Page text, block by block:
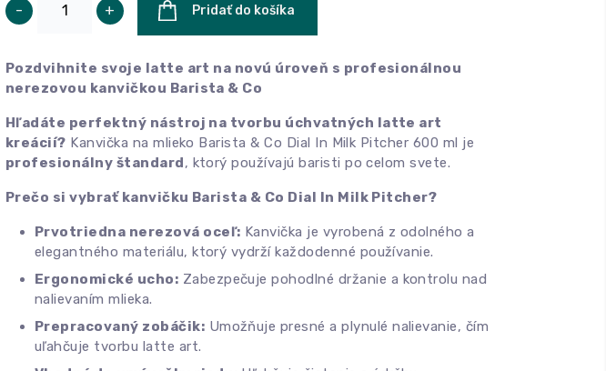
- + Pridať do košíka
Pozdvihnite svoje latte art na novú úroveň s profesionálnou
nerezovou kanvičkou Barista & Co
Hľadáte perfektný nástroj na tvorbu úchvatných latte art
kreácií? Kanvička na mlieko Barista & Co Dial In Milk Pitcher 600 ml je
profesionálny štandard, ktorý používajú baristi po celom svete.
Prečo si vybrať kanvičku Barista & Co Dial In Milk Pitcher?
Prvotriedna nerezová oceľ: Kanvička je vyrobená z odolného a
elegantného materiálu, ktorý vydrží každodenné používanie.
Ergonomické ucho: Zabezpečuje pohodlné držanie a kontrolu nad
nalievaním mlieka.
Prepracovaný zobáčik: Umožňuje presné a plynulé nalievanie, čím
uľahčuje tvorbu latte art.